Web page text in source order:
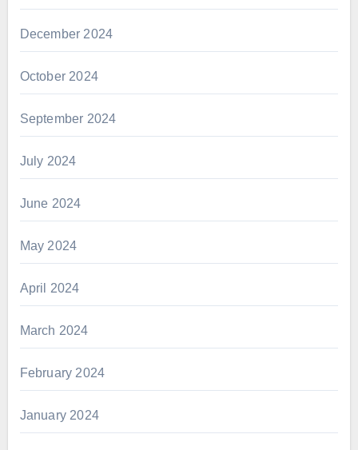
December 2024
October 2024
September 2024
July 2024
June 2024
May 2024
April 2024
March 2024
February 2024
January 2024